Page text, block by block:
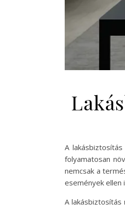
A
folyamatosan
nemcsak a
események ellen
A